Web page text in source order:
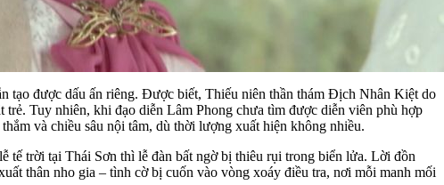
tạo được dấu ấn riêng. Được biết, Thiếu niên thần thám Địch Nhân Kiệt do
Tuy nhiên, khi đạo diễn Lâm Phong chưa tìm được diễn viên phù hợp
và chiều sâu nội tâm, dù thời lượng xuất hiện không nhiều.
trời tại Thái Sơn thì lễ đàn bất ngờ bị thiêu rụi trong biển lửa. Lời đồn
thân nho gia – tình cờ bị cuốn vào vòng xoáy điều tra, nơi mỗi manh mối